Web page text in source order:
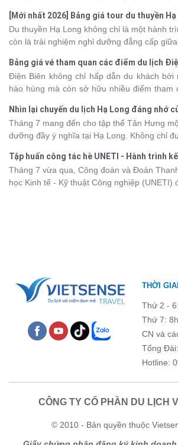
phút giây đồng hành bên nhau, tất cả đã tạo
tràn đầy cảm xúc và dấu ấn khó quên.
[Mới nhất 2026] Bảng giá tour du thuyền
Du thuyền Hạ Long không chỉ là một hành
còn là trải nghiệm nghỉ dưỡng đẳng cấp
khác nhau, khiến nhiều du khách băn khoăn
dưới đây sẽ cập nhật bảng giá tour du
2026 từ 3 - 6 sao, giúp bạn dễ dàng so
trình phù hợp với nhu cầu cũng như ngân
Bảng giá vé tham quan các điểm du lịch
2026
Điện Biên không chỉ hấp dẫn du khách
hào hùng mà còn sở hữu nhiều điểm tham
phá vùng đất này, việc cập nhật trước giá
động hơn trong lịch trình và chi phí. Cùng
khảo bảng giá vé tham quan các điểm du
năm 2026 ngay dưới đây.
Nhìn lại chuyến du lịch Hạ Long đáng nhớ
Hưng 2026
Tháng 7 mang đến cho tập thể Tân Hưng
dưỡng đầy ý nghĩa tại Hạ Long. Không chỉ
kết, sẻ chia và lưu giữ nhiều khoảnh khắc
nhìn lại chuyến đi ngập tràn niềm vui và
quên.
Tập huấn công tác hè UNETI - Hành trình
Đồ Sơn
Tháng 7 vừa qua, Công đoàn và Đoàn
học Kinh tế - Kỹ thuật Công nghiệp (UNETI)
THỜI
Thứ 2 -
Thứ 7:
CN và
Tổng
Hotline:
CÔNG TY CỔ PHẦN DU LỊCH
© 2010 - Bản quyền thuộc